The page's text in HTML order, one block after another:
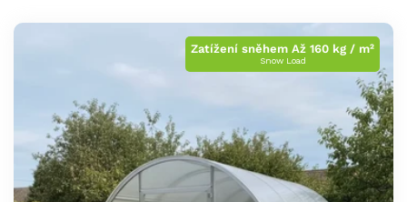
:
Zatížení sněhem Až 160 kg / m²
Snow Load